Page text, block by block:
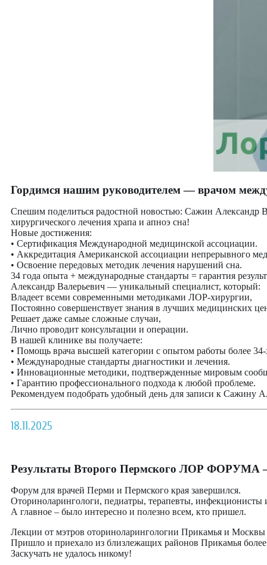
Гордимся нашим руководителем — врачом
Спешим поделиться радостной новостью: Сажин Александр
хирургического лечения храпа и апноэ сна!
Новые достижения:
• Сертификация Международной медицинской ассоциации.
• Аккредитация Американской ассоциации непрерывного
• Освоение передовых методик лечения нарушений сна.
34 года опыта + международные стандарты = гарантия
Александр Валерьевич — уникальный специалист, который:
Владеет всеми современными методиками ЛОР-хирургии,
Постоянно совершенствует знания в лучших медицинских
Решает даже самые сложные случаи,
Лично проводит консультации и операции.
В нашей клинике вы получаете:
• Помощь врача высшей категории с опытом работы более 34-
• Международные стандарты диагностики и лечения.
• Инновационные методики, подтвержденные мировым
• Гарантию профессионального подхода к любой проблеме.
Рекомендуем подобрать удобный день для записи к Сажину
18.11.2025
Результаты Второго Пермского ЛОР ФОРУМА
Форум для врачей Перми и Пермского края завершился.
Оториноларингологи, педиатры, терапевты,
А главное – было интересно и полезно всем, кто пришел.
Лекции от мэтров оториноларингологии Прикамья и
Пришло и приехало из близлежащих районов Прикамья
Заскучать не удалось никому!